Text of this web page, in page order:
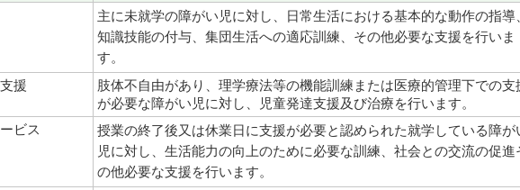
主に未就学の障がい児に対し、日常生活における基本的な動作の指導
知識技能の付与、集団生活への適応訓練、その他必要な支援を行いま
す。
援
肢体不自由があり、理学療法等の機能訓練または医療的管理下での支
が必要な障がい児に対し、児童発達支援及び治療を行います。
ビス
授業の終了後又は休業日に支援が必要と認められた就学している障が
児に対し、生活能力の向上のために必要な訓練、社会との交流の促進
の他必要な支援を行います。